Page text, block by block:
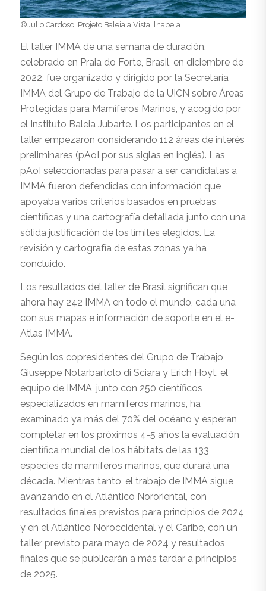
©Julio Cardoso, Projeto Baleia a Vista Ilhabela
El taller IMMA de una semana de duración,
celebrado en Praia do Forte, Brasil, en diciembre de
2022, fue organizado y dirigido por la Secretaría
IMMA del Grupo de Trabajo de la UICN sobre Áreas
Protegidas para Mamíferos Marinos, y acogido por
el Instituto Baleia Jubarte. Los participantes en el
taller empezaron considerando 112 áreas de interés
preliminares (pAoI por sus siglas en inglés). Las
pAoI seleccionadas para pasar a ser candidatas a
IMMA fueron defendidas con información que
apoyaba varios criterios basados en pruebas
científicas y una cartografía detallada junto con una
sólida justificación de los límites elegidos. La
revisión y cartografía de estas zonas ya ha
concluido.
Los resultados del taller de Brasil significan que
ahora hay 242 IMMA en todo el mundo, cada una
con sus mapas e información de soporte en el e-
Atlas IMMA.
Según los copresidentes del Grupo de Trabajo,
Giuseppe Notarbartolo di Sciara y Erich Hoyt, el
equipo de IMMA, junto con 250 científicos
especializados en mamíferos marinos, ha
examinado ya más del 70% del océano y esperan
completar en los próximos 4-5 años la evaluación
científica mundial de los hábitats de las 133
especies de mamíferos marinos, que durará una
década. Mientras tanto, el trabajo de IMMA sigue
avanzando en el Atlántico Nororiental, con
resultados finales previstos para principios de 2024,
y en el Atlántico Noroccidental y el Caribe, con un
taller previsto para mayo de 2024 y resultados
finales que se publicarán a más tardar a principios
de 2025.